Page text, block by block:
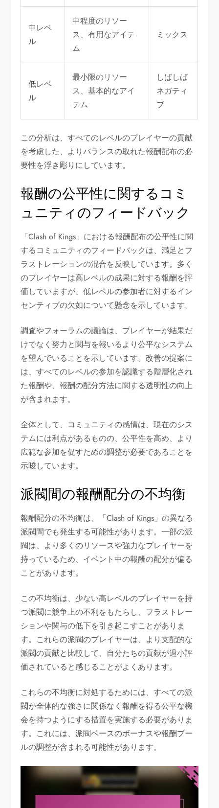
中レベ
ル
中程度のリソー
ス、有用なアイテ
ム
ミックス
低レベ
ル
最小限のリソー
ス、基本的なアイ
テム
しばしば
ネガティ
ブ
この分析は、すべてのレベルのプレイヤーの貢献
を考慮した、よりバランスの取れた報酬配布の必
要性を浮き彫りにしています。
報酬の公平性に関するコミ
ュニティのフィードバック
「Clash of Kings」における報酬配布の公平性に関
するコミュニティのフィードバックは、満足とフ
ラストレーションの混合を反映しています。多く
のプレイヤーは高レベルの成果に対する報酬を評
価していますが、低レベルの参加者に対するイン
センティブの欠如について懸念を示しています。
調査やフォーラムの議論は、プレイヤーが結果だ
けでなく努力と関与を報いるより公平なシステム
を望んでいることを示しています。改善の提案に
は、すべてのレベルの参加を認識する階層化され
た報酬や、報酬の配分方法に関する透明性の向上
が含まれます。
全体として、コミュニティの感情は、現在のシス
テムには利点があるものの、公平性を高め、より
広範な参加を促すための調整が必要であることを
示唆しています。
派閥間の報酬配分の不均衡
報酬配分の不均衡は、「Clash of Kings」の異なる
派閥間でも発生する可能性があります。一部の派
閥は、より多くのリソースや強力なプレイヤーを
持っているため、イベント中の報酬の配分が偏る
ことがあります。
この不均衡は、少ない高レベルのプレイヤーを持
つ派閥に競争上の不利をもたらし、フラストレー
ションや関与の低下を引き起こすことがありま
す。これらの派閥のプレイヤーは、より支配的な
派閥の貢献と比較して、自分たちの貢献が過小評
価されていると感じることがよくあります。
これらの不均衡に対処するためには、すべての派
閥が全体的な強さに関係なく報酬を得る公平な機
会を持つようにする措置を実施する必要がありま
す。これには、派閥ベースのボーナスや報酬プー
ルの調整が含まれる可能性があります。